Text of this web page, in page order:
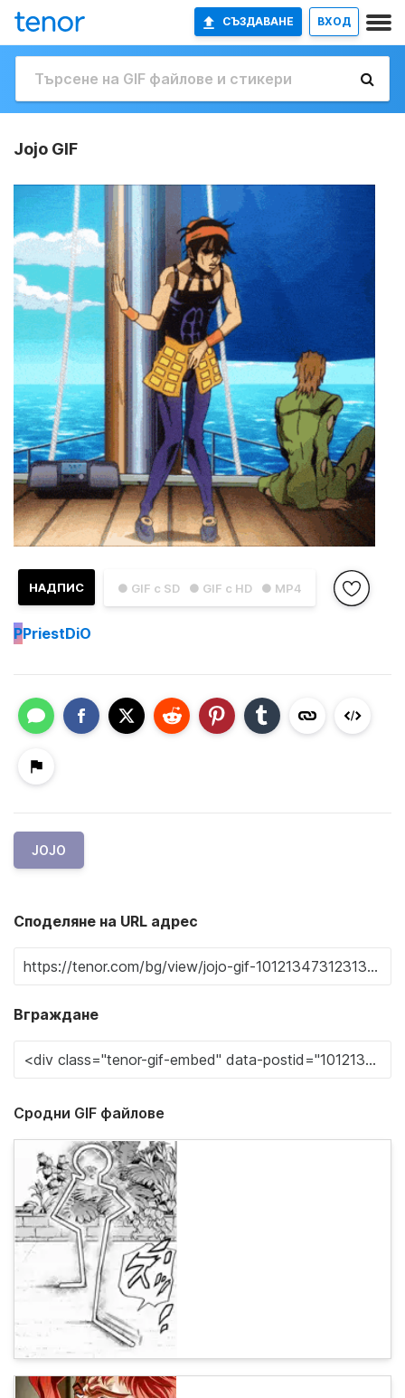
СЪЗДАВАНЕ ВХОД
Jojo GIF
● GIF с SD ● GIF с HD ● MP4
НАДПИС
PPriestDiO
JOJO
Споделяне на URL адрес
Вграждане
Сродни GIF файлове